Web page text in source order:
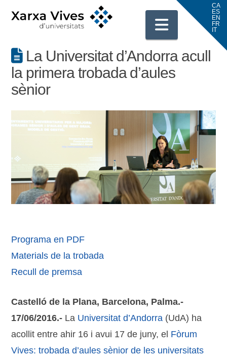
La Universitat d’Andorra acull
la primera trobada d’aules
sènior
Programa en PDF
Materials de la trobada
Recull de premsa
Castelló de la Plana, Barcelona, Palma.-
17/06/2016.- La Universitat d’Andorra (UdA) ha
acollit entre ahir 16 i avui 17 de juny, el Fòrum
Vives: trobada d’aules sènior de les universitats